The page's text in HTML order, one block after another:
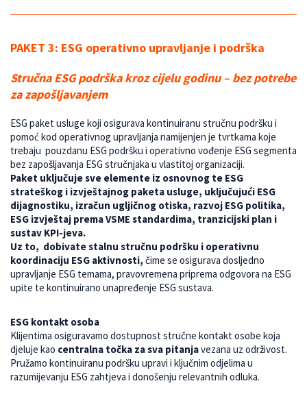
PAKET 3: ESG operativno upravljanje i podrška
Stručna ESG podrška kroz cijelu godinu – bez potrebe
za zapošljavanjem
ESG paket usluge koji osigurava kontinuiranu stručnu podršku i
pomoć kod operativnog upravljanja namijenjen je tvrtkama koje
trebaju pouzdanu ESG podršku i operativno vođenje ESG segmenta
bez zapošljavanja ESG stručnjaka u vlastitoj organizaciji.
Paket uključuje sve elemente iz osnovnog te ESG
strateškog i izvještajnog paketa usluge, uključujući ESG
dijagnostiku, izračun ugljičnog otiska, razvoj ESG politika,
ESG izvještaj prema VSME standardima, tranzicijski plan i
sustav KPI-jeva.
Uz to, dobivate stalnu stručnu podršku i operativnu
koordinaciju ESG aktivnosti, čime se osigurava dosljedno
upravljanje ESG temama, pravovremena priprema odgovora na ESG
upite te kontinuirano unapređenje ESG sustava.
ESG kontakt osoba
Klijentima osiguravamo dostupnost stručne kontakt osobe koja
djeluje kao centralna točka za sva pitanjavezana uz održivost.
Pružamo kontinuiranu podršku upravi i ključnim odjelima u
razumijevanju ESG zahtjeva i donošenju relevantnih odluka.